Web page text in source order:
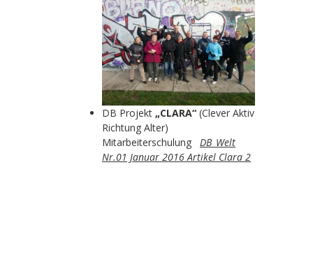
DB Projekt „CLARA“ (Clever Aktiv
Richtung Alter)
Mitarbeiterschulung
DB_Welt
Nr.01 Januar 2016 Artikel Clara 2